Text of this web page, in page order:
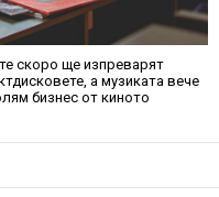
скоро ще изпреварят
а музиката вече
бизнес от киното